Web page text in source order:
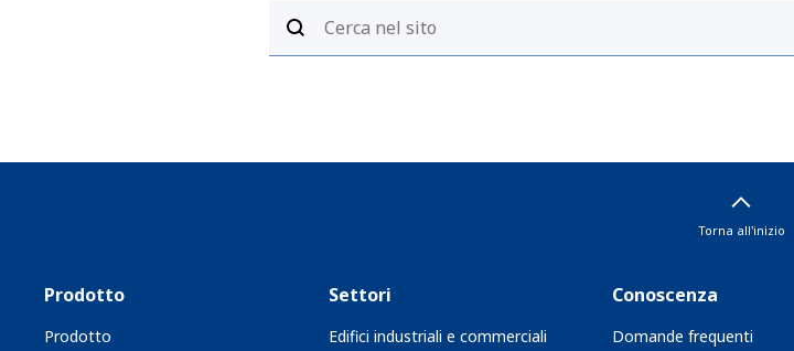
Torna all'inizio
Prodotto
Prodotto
Settori
Edifici industriali e commerciali
Conoscenza
Domande frequenti